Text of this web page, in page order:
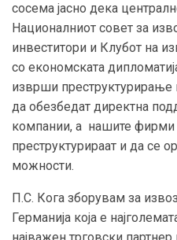
сосема јасно дека
Националниот совет за
инвеститори и Клубот на
со економската
изврши преструктурирање
да обезбедат директна
компании, а нашите фирми
преструктурираат и да се
можности.
П.С. Кога зборувам за
Германија која е